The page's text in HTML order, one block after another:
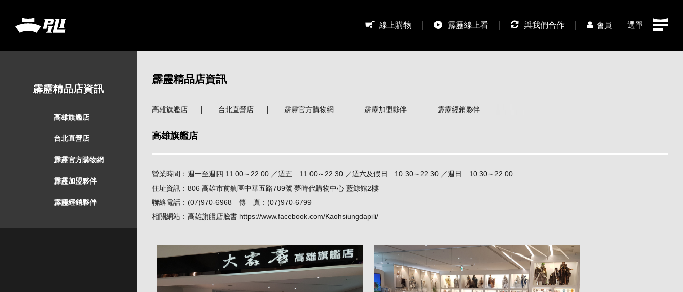
線上購物 霹靂線上看 與我們合作 會員 選單
霹靂精品店資訊
高雄旗艦店
台北直營店
霹靂官方購物網
霹靂加盟夥伴
霹靂經銷夥伴
霹靂精品店資訊
高雄旗艦店 台北直營店 霹靂官方購物網 霹靂加盟夥伴 霹靂經銷夥伴
高雄旗艦店
營業時間：週一至週四 11:00～22:00 ／週五 11:00～22:30 ／週六及假日 10:30～22:30 ／週日 10:30～22:00
住址資訊：806 高雄市前鎮區中華五路789號 夢時代購物中心 藍鯨館2樓
聯絡電話：(07)970-6968 傳 真：(07)970-6799
相關網站：高雄旗艦店臉書 https://www.facebook.com/Kaohsiungdapili/